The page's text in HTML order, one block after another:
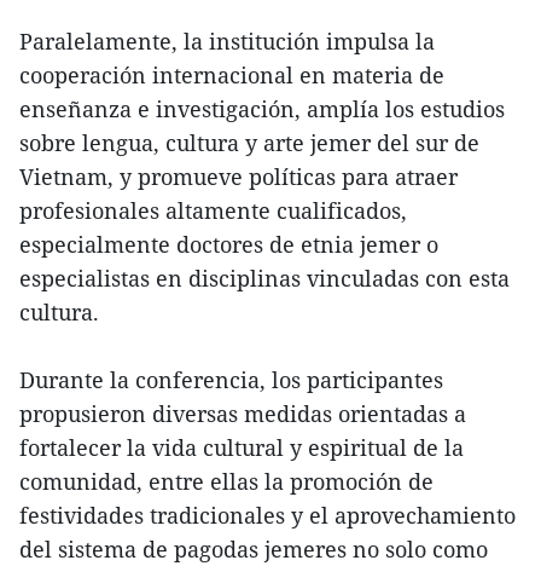
Paralelamente, la institución impulsa la
cooperación internacional en materia de
enseñanza e investigación, amplía los estudios
sobre lengua, cultura y arte jemer del sur de
Vietnam, y promueve políticas para atraer
profesionales altamente cualificados,
especialmente doctores de etnia jemer o
especialistas en disciplinas vinculadas con esta
cultura.
Durante la conferencia, los participantes
propusieron diversas medidas orientadas a
fortalecer la vida cultural y espiritual de la
comunidad, entre ellas la promoción de
festividades tradicionales y el aprovechamiento
del sistema de pagodas jemeres no solo como